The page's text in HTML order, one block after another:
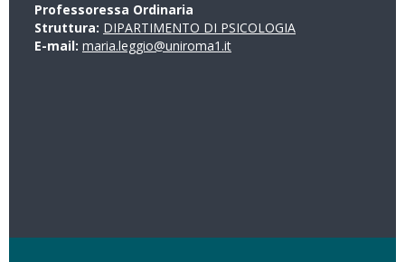
Professoressa Ordinaria
Struttura: DIPARTIMENTO DI PSICOLOGIA
E-mail: maria.leggio@uniroma1.it